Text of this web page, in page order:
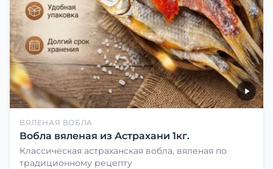
ВЯЛЕНАЯ ВОБЛА
Вобла вяленая из Астрахани 1кг.
Классическая астраханская вобла, вяленая по
традиционному рецепту